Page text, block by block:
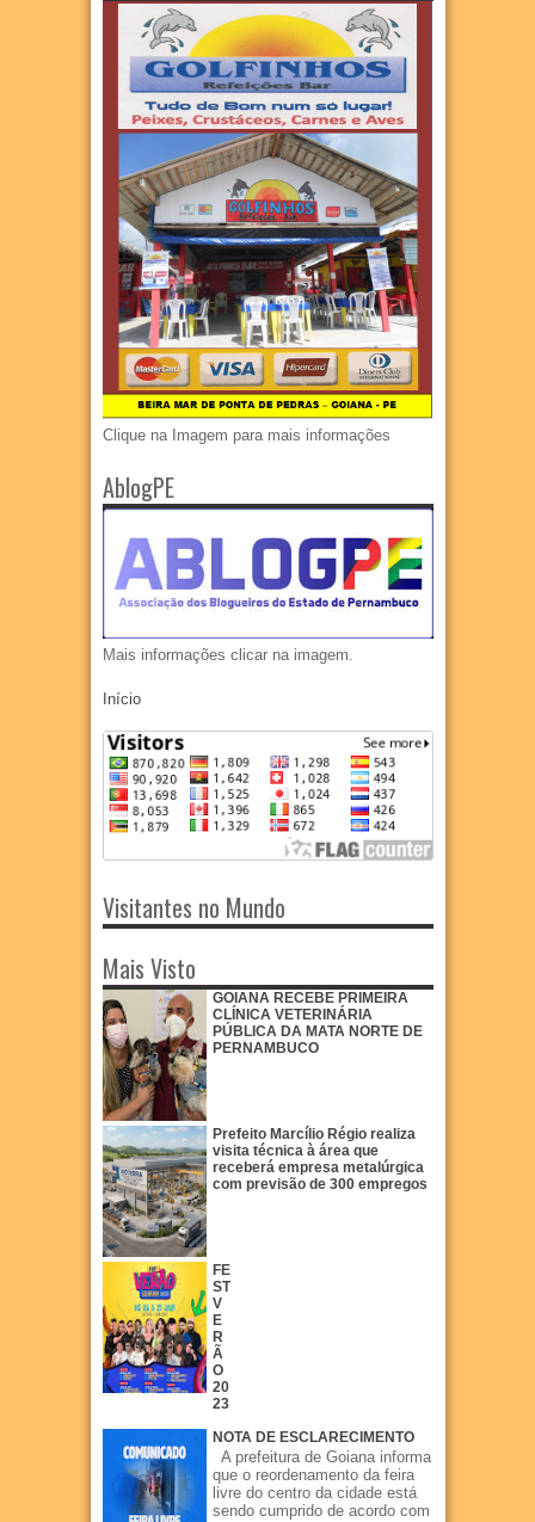
Clique na Imagem para mais informações
AblogPE
Mais informações clicar na imagem.
Início
Visitantes no Mundo
Mais Visto
GOIANA RECEBE PRIMEIRA
CLÍNICA VETERINÁRIA
PÚBLICA DA MATA NORTE DE
PERNAMBUCO
Prefeito Marcílio Régio realiza
visita técnica à área que
receberá empresa metalúrgica
com previsão de 300 empregos
FE
ST
V
E
R
Ã
O
20
23
NOTA DE ESCLARECIMENTO
A prefeitura de Goiana informa
que o reordenamento da feira
livre do centro da cidade está
sendo cumprido de acordo com